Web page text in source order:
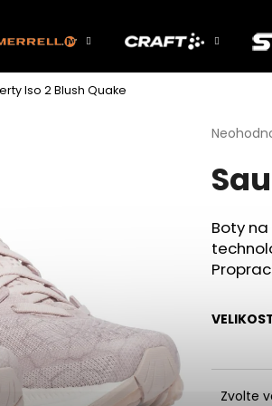
Iso 2 Blush Quake
Průměrné
produktu
je
z
5
Boty
Zvolte
Co potřebujete najít?